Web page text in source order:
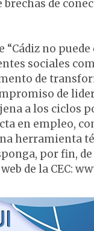
de
“Cádiz no
sociales
de
de
a los ciclos
en empleo,
herramienta
por fin,
de la CEC: